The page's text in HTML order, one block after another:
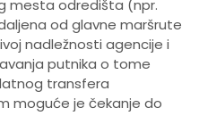
mesta odredišta (npr.
od glavne maršrute
nadležnosti agencije i
putnika o tome
transfera
moguće je čekanje do